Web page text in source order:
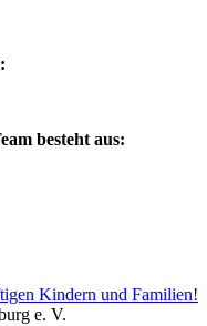
besteht aus:
Kindern und Familien!
e. V.